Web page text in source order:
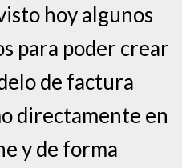
hoy algunos
para poder crear
de factura
directamente en
y de forma